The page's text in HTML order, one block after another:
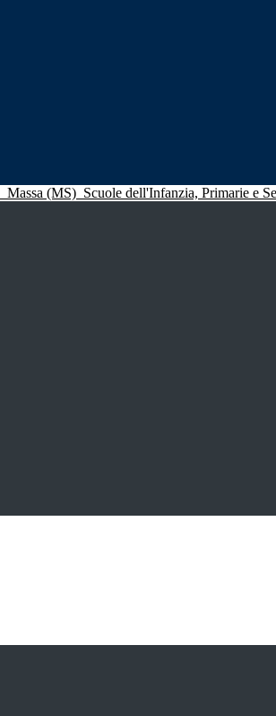
Massa (MS) Scuole dell'Infanzia, Primarie e